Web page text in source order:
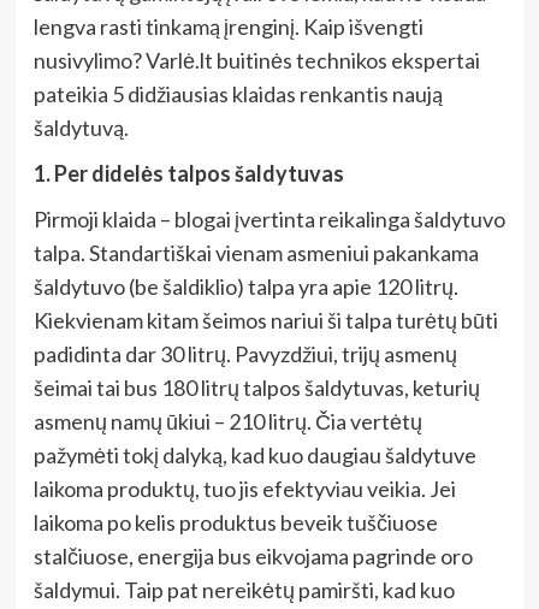
lengva rasti tinkamą įrenginį. Kaip išvengti
nusivylimo? Varlė.lt buitinės technikos ekspertai
pateikia 5 didžiausias klaidas renkantis naują
šaldytuvą.
1. Per didelės talpos šaldytuvas
Pirmoji klaida – blogai įvertinta reikalinga šaldytuvo
talpa. Standartiškai vienam asmeniui pakankama
šaldytuvo (be šaldiklio) talpa yra apie 120 litrų.
Kiekvienam kitam šeimos nariui ši talpa turėtų būti
padidinta dar 30 litrų. Pavyzdžiui, trijų asmenų
šeimai tai bus 180 litrų talpos šaldytuvas, keturių
asmenų namų ūkiui – 210 litrų. Čia vertėtų
pažymėti tokį dalyką, kad kuo daugiau šaldytuve
laikoma produktų, tuo jis efektyviau veikia. Jei
laikoma po kelis produktus beveik tuščiuose
stalčiuose, energija bus eikvojama pagrinde oro
šaldymui. Taip pat nereikėtų pamiršti, kad kuo